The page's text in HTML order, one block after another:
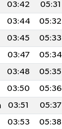
03:42 05:31
03:44 05:32
03:45 05:33
03:47 05:34
03:48 05:35
03:50 05:36
03:51 05:37
03:53 05:38